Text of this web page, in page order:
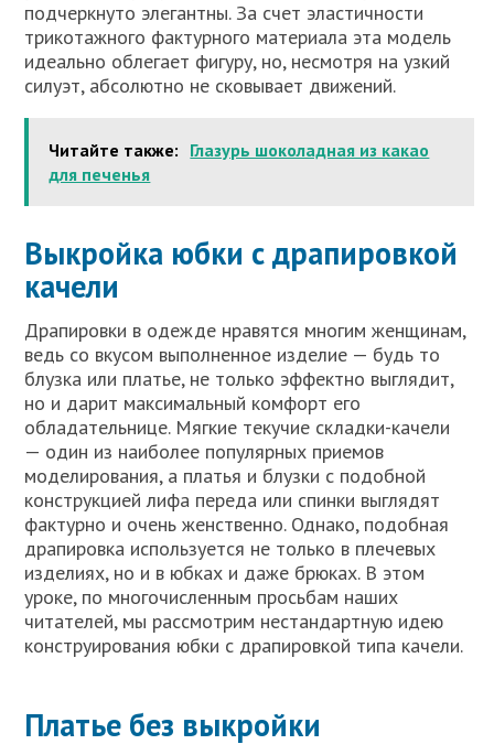
подчеркнуто элегантны. За счет эластичности
трикотажного фактурного материала эта модель
идеально облегает фигуру, но, несмотря на узкий
силуэт, абсолютно не сковывает движений.
Читайте также: Глазурь шоколадная из какао
для печенья
Выкройка юбки с драпировкой
качели
Драпировки в одежде нравятся многим женщинам,
ведь со вкусом выполненное изделие — будь то
блузка или платье, не только эффектно выглядит,
но и дарит максимальный комфорт его
обладательнице. Мягкие текучие складки-качели
— один из наиболее популярных приемов
моделирования, а платья и блузки с подобной
конструкцией лифа переда или спинки выглядят
фактурно и очень женственно. Однако, подобная
драпировка используется не только в плечевых
изделиях, но и в юбках и даже брюках. В этом
уроке, по многочисленным просьбам наших
читателей, мы рассмотрим нестандартную идею
конструирования юбки с драпировкой типа качели.
Платье без выкройки